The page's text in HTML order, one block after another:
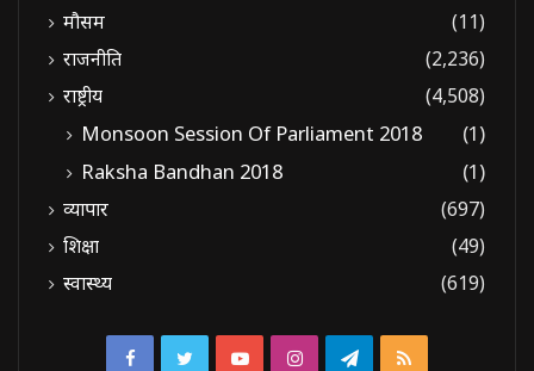
मौसम
(11)
राजनीति
(2,236)
राष्ट्रीय
(4,508)
Monsoon Session Of Parliament 2018
(1)
Raksha Bandhan 2018
(1)
व्यापार
(697)
शिक्षा
(49)
स्वास्थ्य
(619)
FacebookTwitterYouTubeInstagramTelegram
RSS